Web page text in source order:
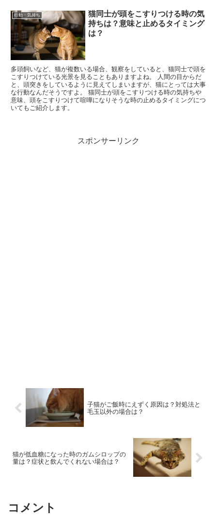
行動・気持ち
猫同士が頭をこすりつける時の気
持ちは？意味と止めるタイミング
は？
多頭飼いなど、猫が複数いる場合、観察をしていると、猫同士で頭を
こすりつけている光景を見ることもありますよね。 人間の目からだ
と、頭突きをしているように見えてしまいますが、猫にとっては大事
な行動なんだそうですよ。 猫同士が頭をこすりつける時の気持ちや
意味、頭をこすりつけて喧嘩になりそうな時の止めるタイミングにつ
いてもご紹介します。
スポンサーリンク
子猫がご飯時にえずく原因は？対処法と
毛玉以外の場合は？
猫が低血糖になった時のガムシロップの
量は？症状と飲んでくれない場合は？
コメント